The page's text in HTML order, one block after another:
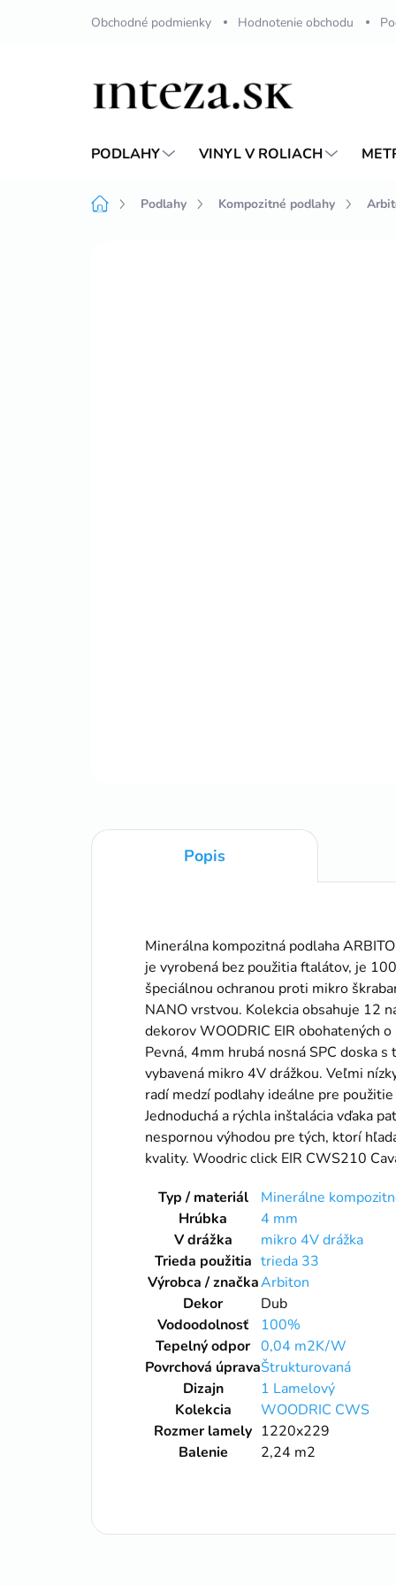
Obchodné podmienky Hodnotenie obchodu
PODLAHY VINYL V ROLIACH
DomovPodlahy Kompozitné podlahy
Popis
Minerálna kompozitná podlaha
je vyrobená bez použitia ftalátov, je
špeciálnou ochranou proti mikro
NANO vrstvou. Kolekcia obsahuje 12
dekorov WOODRIC EIR obohatených
Pevná, 4mm hrubá nosná SPC doska
vybavená mikro 4V drážkou. Veľmi
radí medzí podlahy ideálne pre
Jednoduchá a rýchla inštalácia vďaka
nespornou výhodou pre tých, ktorí
kvality. Woodric click EIR CWS210
Typ / materiál
Minerálne
Hrúbka
4 mm
V drážka
mikro 4V drážka
Trieda použitia trieda 33
Výrobca / značkaArbiton
Dekor
Dub
Vodoodolnosť
100%
Tepelný odpor 0,04 m2K/W
Povrchová úpravaŠtrukturovaná
Dizajn
1 Lamelový
Kolekcia
WOODRIC CWS
Rozmer lamely 1220x229
Balenie
2,24 m2